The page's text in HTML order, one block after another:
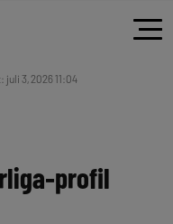
juli 3, 2026 11:04
profil